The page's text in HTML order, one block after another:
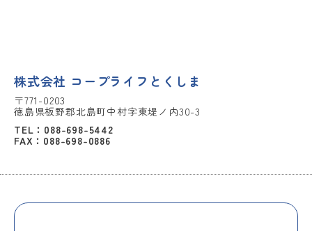
株式会社 コープライフとくしま
〒771-0203
徳島県板野郡北島町中村字東堤ノ内30-3
TEL：088-698-5442
FAX：088-698-0886